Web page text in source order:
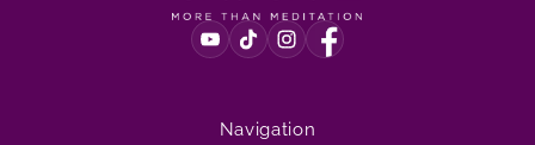
Navigation